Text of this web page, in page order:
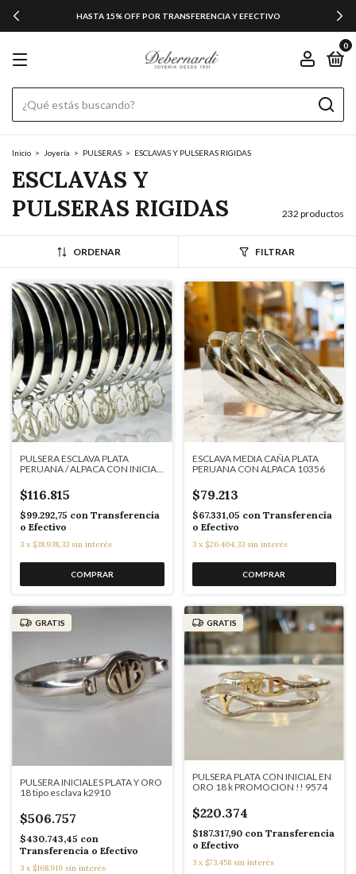
HASTA 15% OFF POR TRANSFERENCIA Y EFECTIVO
0
Inicio > Joyería > PULSERAS > ESCLAVAS Y PULSERAS RIGIDAS
ESCLAVAS Y
PULSERAS RIGIDAS
232 productos
ORDENAR FILTRAR
PULSERA ESCLAVA PLATA
PERUANA / ALPACA CON INICIAL
$116.815
$99.292,75 con Transferencia
o Efectivo
3 x $38.938,33 sin interés
ESCLAVA MEDIA CAÑA PLATA
PERUANA CON ALPACA 10356
$79.213
$67.331,05 con Transferencia
o Efectivo
3 x $26.404,33 sin interés
GRATIS
PULSERA INICIALES PLATA Y ORO
18 tipo esclava k2910
$506.757
$430.743,45 con
Transferencia o Efectivo
3 x $168.919 sin interés
GRATIS
PULSERA PLATA CON INICIAL EN
ORO 18 k PROMOCION !! 9574
$220.374
$187.317,90 con Transferencia
o Efectivo
3 x $73.458 sin interés